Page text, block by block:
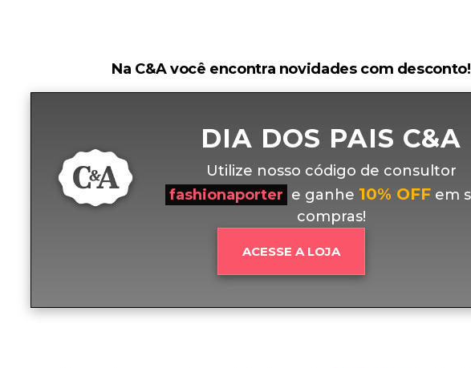
Na C&A você encontra novidades com desconto!
DIA DOS PAIS C&A
Utilize nosso código de consultor
fashionaporter e ganhe 10% OFFem
compras!
ACESSE A LOJA